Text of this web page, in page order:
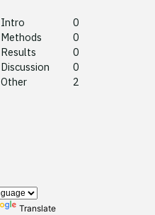
Intro
0
Methods
0
Results
0
Discussion
0
Other
2
Translate